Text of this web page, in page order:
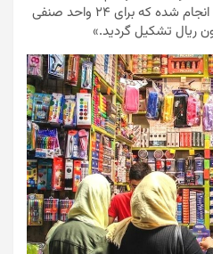
مورد بازرسی در شهرستان رشت انجام شده که برای ۲۴ واحد صنفی